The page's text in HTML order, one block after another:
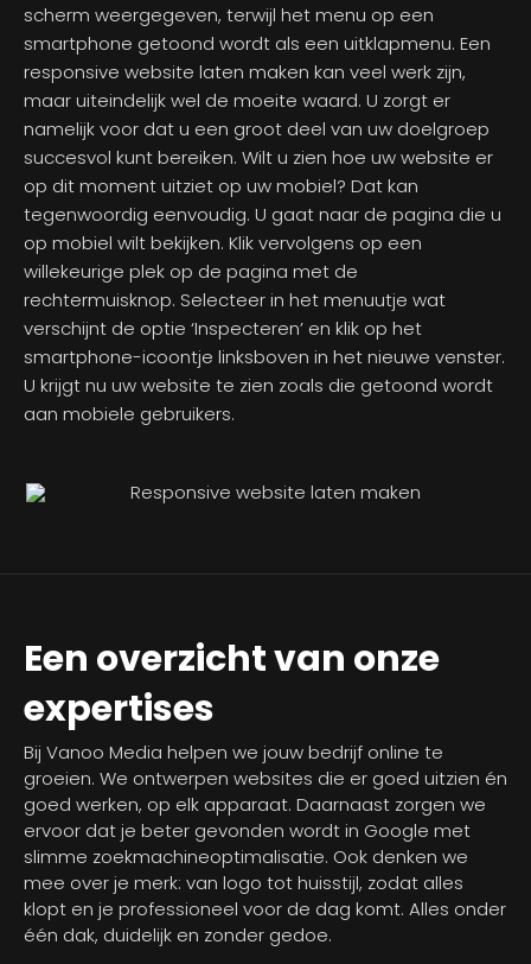
scherm weergegeven, terwijl het menu op een
smartphone getoond wordt als een uitklapmenu. Een
responsive website laten maken kan veel werk zijn,
maar uiteindelijk wel de moeite waard. U zorgt er
namelijk voor dat u een groot deel van uw doelgroep
succesvol kunt bereiken. Wilt u zien hoe uw website er
op dit moment uitziet op uw mobiel? Dat kan
tegenwoordig eenvoudig. U gaat naar de pagina die u
op mobiel wilt bekijken. Klik vervolgens op een
willekeurige plek op de pagina met de
rechtermuisknop. Selecteer in het menuutje wat
verschijnt de optie ‘Inspecteren’ en klik op het
smartphone-icoontje linksboven in het nieuwe venster.
U krijgt nu uw website te zien zoals die getoond wordt
aan mobiele gebruikers.
Een overzicht van onze
expertises
Bij Vanoo Media helpen we jouw bedrijf online te
groeien. We ontwerpen websites die er goed uitzien én
goed werken, op elk apparaat. Daarnaast zorgen we
ervoor dat je beter gevonden wordt in Google met
slimme zoekmachineoptimalisatie. Ook denken we
mee over je merk: van logo tot huisstijl, zodat alles
klopt en je professioneel voor de dag komt. Alles onder
één dak, duidelijk en zonder gedoe.